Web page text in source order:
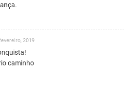
2019
caminho